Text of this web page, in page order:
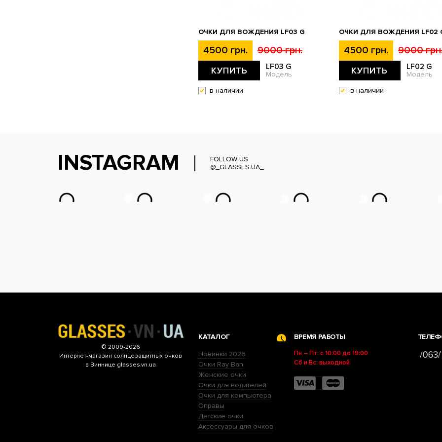
ОЧКИ ДЛЯ ВОЖДЕНИЯ LF03 G
4500 грн. 9000 грн.
КУПИТЬ LF03 G
Модель
в наличии
ОЧКИ ДЛЯ ВОЖДЕНИЯ LF02
4500 грн. 9000
КУПИТЬ LF02 G
Модель
в наличии
INSTAGRAM
FOLLOW US
@_GLASSES.UA_
© 2009-2026
Интернет-магазин солнцезащитных очков
в Виннице glasses.vn.ua
КАТАЛОГ
Новинки 2026
Очки Ray Ban
Женские очки
Очки для водителей
Очки для компьютера
Оправы
Детские очки
Аксессуары для очков
ВРЕМЯ РАБОТЫ
Пн – Пт: с 10:00 до 19:00
Сб и Вс: выходной